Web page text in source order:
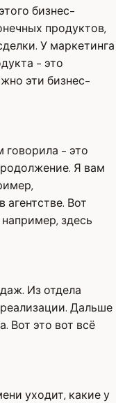
бизнес-
продуктов,
У маркетинга
- это
эти бизнес-
говорила - это
Я вам
агентстве. Вот
здесь
Из отдела
Дальше
Вот это вот всё
уходит, какие у